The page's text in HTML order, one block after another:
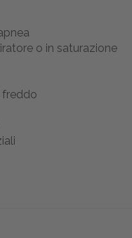
o in saturazione
freddo